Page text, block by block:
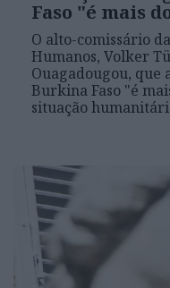
Faso "é mais
O alto-comissário
Humanos, Volker
Ouagadougou, que
Burkina Faso "é
situação